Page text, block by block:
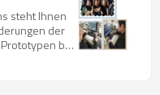
steht Ihnen
der
bis
die